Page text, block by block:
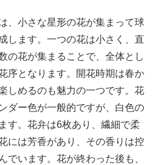
、小さな星形の花が集まって球
します。一つの花は小さく、直
の花が集まることで、全体とし
序となります。開花時期は春か
しめるのも魅力の一つです。花
ダー色が一般的ですが、白色の
す。花弁は6枚あり、繊細で柔
には芳香があり、その香りは控
でいます。花が終わった後も、